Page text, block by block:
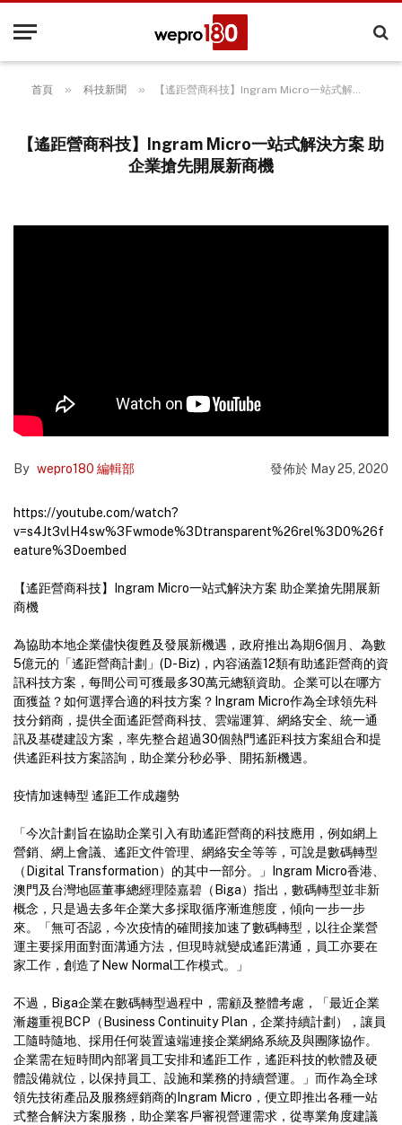
首頁 » 科技新聞 » 【遙距營商科技】Ingram Micro一站式解決方案 助企業搶先開展新商機
【遙距營商科技】Ingram Micro一站式解決方案 助
企業搶先開展新商機
By wepro180 編輯部 發佈於 May 25, 2020
https://youtube.com/watch?
v=s4Jt3vlH4sw%3Fwmode%3Dtransparent%26rel%3D0%26f
eature%3Doembed
【遙距營商科技】Ingram Micro一站式解決方案 助企業搶先開展新
商機
為協助本地企業儘快復甦及發展新機遇，政府推出為期6個月、為數
5億元的「遙距營商計劃」(D-Biz)，內容涵蓋12類有助遙距營商的資
訊科技方案，每間公司可獲最多30萬元總額資助。企業可以在哪方
面獲益？如何選擇合適的科技方案？Ingram Micro作為全球領先科
技分銷商，提供全面遙距營商科技、雲端運算、網絡安全、統一通
訊及基礎建設方案，率先整合超過30個熱門遙距科技方案組合和提
供遙距科技方案諮詢，助企業分秒必爭、開拓新機遇。
疫情加速轉型 遙距工作成趨勢
「今次計劃旨在協助企業引入有助遙距營商的科技應用，例如網上
營銷、網上會議、遙距文件管理、網絡安全等等，可說是數碼轉型
（Digital Transformation）的其中一部分。」Ingram Micro香港、
澳門及台灣地區董事總經理陸嘉碧（Biga）指出，數碼轉型並非新
概念，只是過去多年企業大多採取循序漸進態度，傾向一步一步
來。「無可否認，今次疫情的確間接加速了數碼轉型，以往企業營
運主要採用面對面溝通方法，但現時就變成遙距溝通，員工亦要在
家工作，創造了New Normal工作模式。」
不過，Biga企業在數碼轉型過程中，需顧及整體考慮，「最近企業
漸趨重視BCP（Business Continuity Plan，企業持續計劃），讓員
工隨時隨地、採用任何裝置遠端連接企業網絡系統及與團隊協作。
企業需在短時間內部署員工安排和遙距工作，遙距科技的軟體及硬
體設備就位，以保持員工、設施和業務的持續營運。」而作為全球
領先技術產品及服務經銷商的Ingram Micro，便立即推出各種一站
式整合解決方案服務，助企業客戶審視營運需求，從專業角度建議